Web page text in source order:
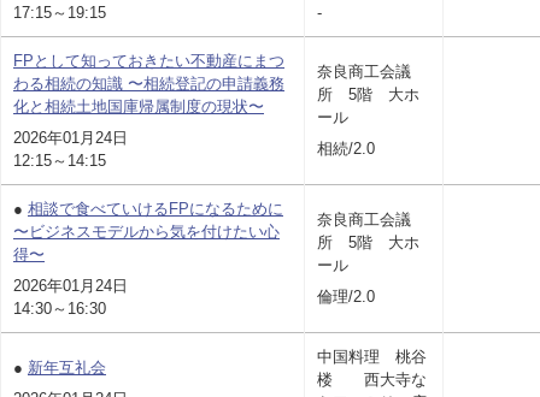
17:15～19:15
-
FPとして知っておきたい不動産にまつ
わる相続の知識 〜相続登記の申請義務
化と相続土地国庫帰属制度の現状〜
2026年01月24日
12:15～14:15
奈良商工会議
所 5階 大ホ
ール
相続/2.0
● 相談で食べていけるFPになるために
〜ビジネスモデルから気を付けたい心
得〜
2026年01月24日
14:30～16:30
奈良商工会議
所 5階 大ホ
ール
倫理/2.0
● 新年互礼会
中国料理 桃谷
楼 西大寺な